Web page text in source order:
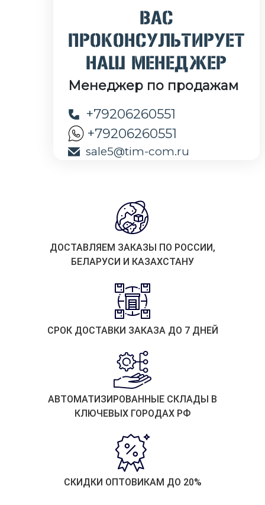
ВАС
ПРОКОНСУЛЬТИРУЕТ
НАШ МЕНЕДЖЕР
Менеджер по продажам
+79206260551
+79206260551
sale5@tim-com.ru
ДОСТАВЛЯЕМ ЗАКАЗЫ ПО РОССИИ,
БЕЛАРУСИ И КАЗАХСТАНУ
СРОК ДОСТАВКИ ЗАКАЗА ДО 7 ДНЕЙ
АВТОМАТИЗИРОВАННЫЕ СКЛАДЫ В
КЛЮЧЕВЫХ ГОРОДАХ РФ
СКИДКИ ОПТОВИКАМ ДО 20%